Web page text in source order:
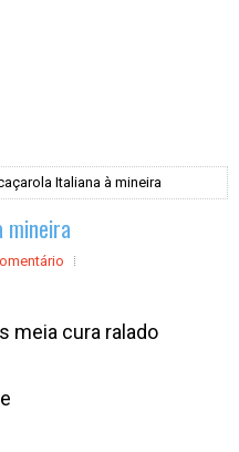
Italiana à mineira
mineira
meia cura ralado